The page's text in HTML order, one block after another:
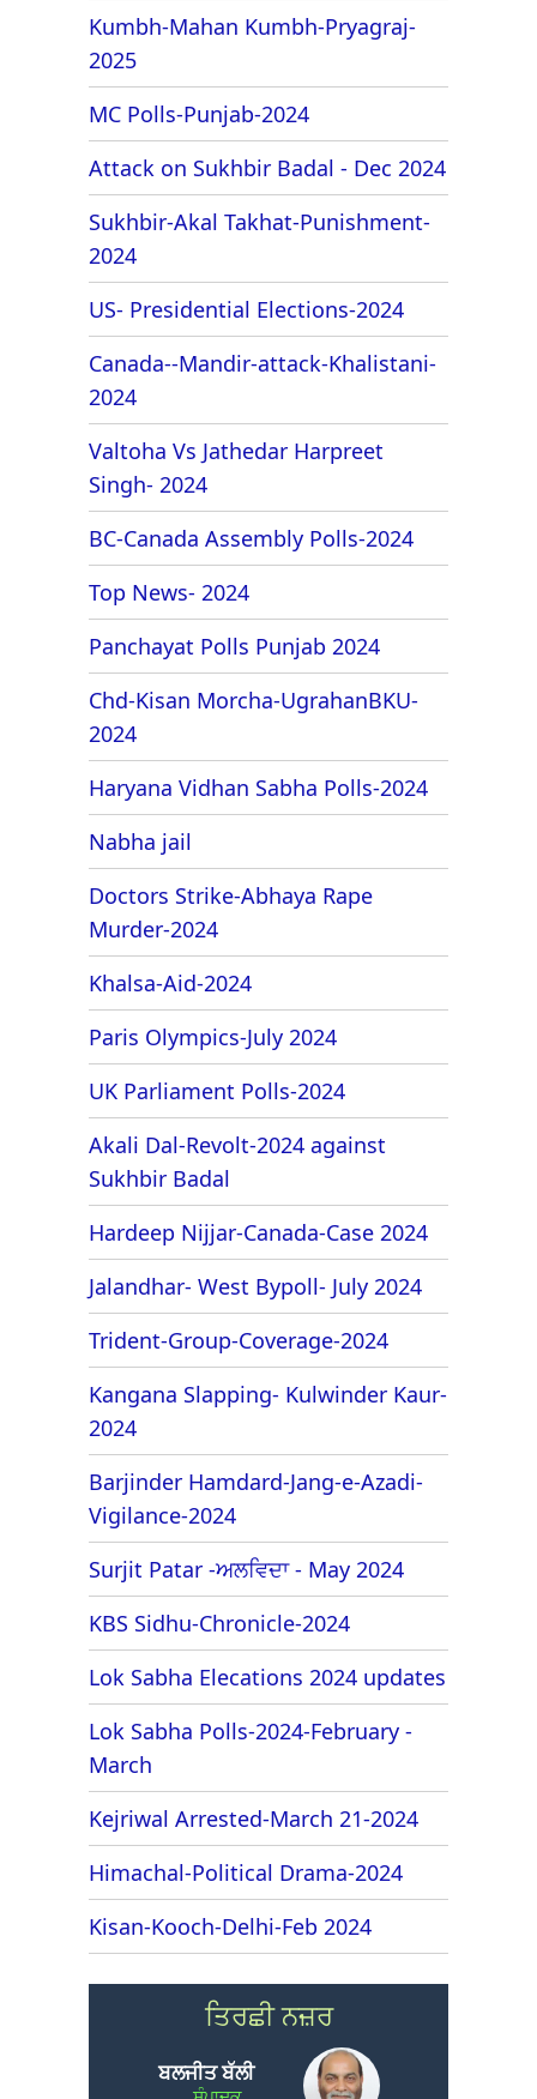
Kumbh-Mahan Kumbh-Pryagraj-
2025
MC Polls-Punjab-2024
Attack on Sukhbir Badal - Dec 2024
Sukhbir-Akal Takhat-Punishment-
2024
US- Presidential Elections-2024
Canada--Mandir-attack-Khalistani-
2024
Valtoha Vs Jathedar Harpreet
Singh- 2024
BC-Canada Assembly Polls-2024
Top News- 2024
Panchayat Polls Punjab 2024
Chd-Kisan Morcha-UgrahanBKU-
2024
Haryana Vidhan Sabha Polls-2024
Nabha jail
Doctors Strike-Abhaya Rape
Murder-2024
Khalsa-Aid-2024
Paris Olympics-July 2024
UK Parliament Polls-2024
Akali Dal-Revolt-2024 against
Sukhbir Badal
Hardeep Nijjar-Canada-Case 2024
Jalandhar- West Bypoll- July 2024
Trident-Group-Coverage-2024
Kangana Slapping- Kulwinder Kaur-
2024
Barjinder Hamdard-Jang-e-Azadi-
Vigilance-2024
Surjit Patar -ਅਲਵਿਦਾ - May 2024
KBS Sidhu-Chronicle-2024
Lok Sabha Elecations 2024 updates
Lok Sabha Polls-2024-February -
March
Kejriwal Arrested-March 21-2024
Himachal-Political Drama-2024
Kisan-Kooch-Delhi-Feb 2024
ਤਿਰਛੀ ਨਜ਼ਰ
ਬਲਜੀਤ ਬੱਲੀ